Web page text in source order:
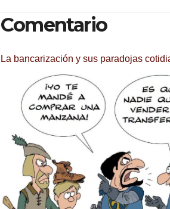
Comentario
La bancarización y sus paradojas